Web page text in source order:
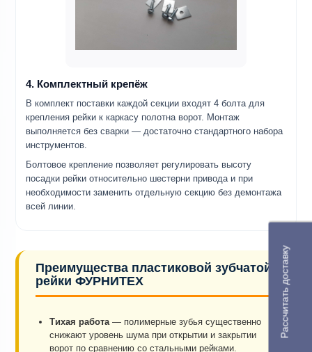
4. Комплектный крепёж
В комплект поставки каждой секции входят 4 болта для
крепления рейки к каркасу полотна ворот. Монтаж
выполняется без сварки — достаточно стандартного набора
инструментов.
Болтовое крепление позволяет регулировать высоту
посадки рейки относительно шестерни привода и при
необходимости заменить отдельную секцию без демонтажа
всей линии.
Преимущества пластиковой зубчатой
рейки ФУРНИТЕХ
Тихая работа — полимерные зубья существенно
снижают уровень шума при открытии и закрытии
ворот по сравнению со стальными рейками.
Рассчитать доставку